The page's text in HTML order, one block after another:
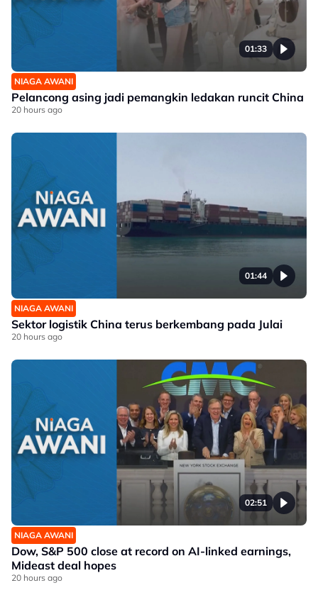
01:33
NIAGA AWANI
Pelancong asing jadi pemangkin ledakan runcit China
20 hours ago
01:44
NIAGA AWANI
Sektor logistik China terus berkembang pada Julai
20 hours ago
02:51
NIAGA AWANI
Dow, S&P 500 close at record on AI-linked earnings,
Mideast deal hopes
20 hours ago